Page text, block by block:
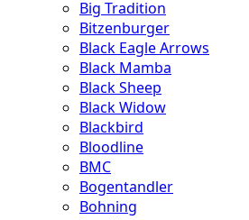
Big Tradition
Bitzenburger
Black Eagle Arrows
Black Mamba
Black Sheep
Black Widow
Blackbird
Bloodline
BMC
Bogentandler
Bohning